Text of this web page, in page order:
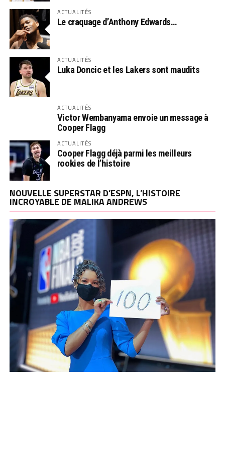
ACTUALITÉS
Le craquage d’Anthony Edwards…
ACTUALITÉS
Luka Doncic et les Lakers sont maudits
ACTUALITÉS
Victor Wembanyama envoie un message à
Cooper Flagg
ACTUALITÉS
Cooper Flagg déjà parmi les meilleurs
rookies de l’histoire
NOUVELLE SUPERSTAR D’ESPN, L’HISTOIRE
INCROYABLE DE MALIKA ANDREWS